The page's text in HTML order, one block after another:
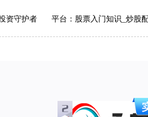
资守护者 平台：股票入门知识_炒股